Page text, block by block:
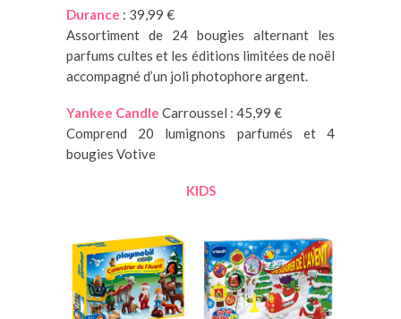
Durance : 39,99 €
Assortiment de 24 bougies alternant les
parfums cultes et les éditions limitées de noël
accompagné d’un joli photophore argent.
Yankee Candle Carroussel : 45,99 €
Comprend 20 lumignons parfumés et 4
bougies Votive
KIDS